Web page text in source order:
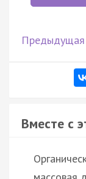
Предыдущая
Вместе с